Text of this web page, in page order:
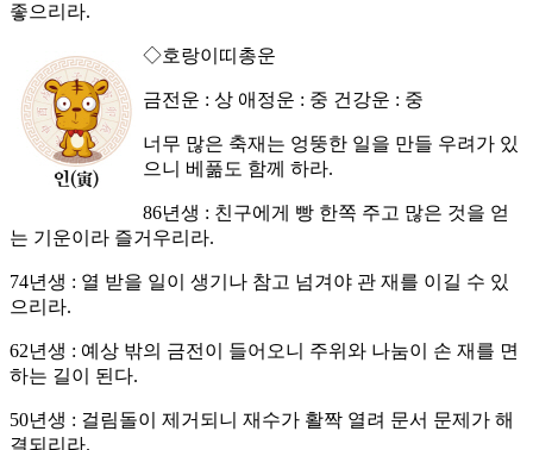
좋으리라.
◇호랑이띠총운
금전운 : 상 애정운 : 중 건강운 : 중
너무 많은 축재는 엉뚱한 일을 만들 우려가 있
으니 베풂도 함께 하라.
86년생 : 친구에게 빵 한쪽 주고 많은 것을 얻
는 기운이라 즐거우리라.
74년생 : 열 받을 일이 생기나 참고 넘겨야 관 재를 이길 수 있
으리라.
62년생 : 예상 밖의 금전이 들어오니 주위와 나눔이 손 재를 면
하는 길이 된다.
50년생 : 걸림돌이 제거되니 재수가 활짝 열려 문서 문제가 해
결되리라.